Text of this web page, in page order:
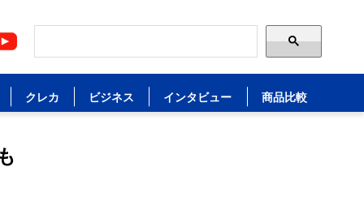
クレカ ビジネス インタビュー 商品比較